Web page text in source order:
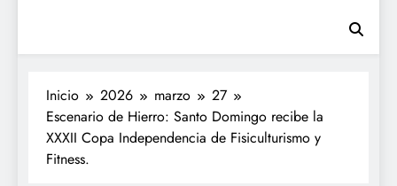
• DEPORTE AL DIA •
"Periodico Deportivo
Digital"
#deportealdiard #deportealdiaperiodico
Inicio 2026 marzo
27
Escenario de Hierro: Santo Domingo recibe la
XXXII Copa Independencia de Fisiculturismo y
Fitness.